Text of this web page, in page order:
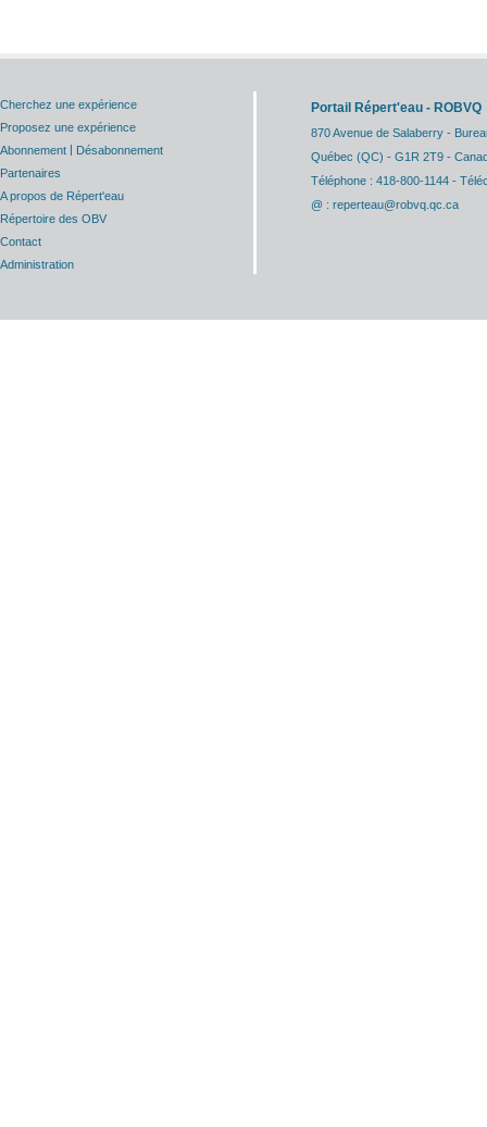
Cherchez une expérience
Proposez une expérience
Abonnement | Désabonnement
Partenaires
A propos de Répert'eau
Répertoire des OBV
Contact
Administration
Portail Répert'eau - ROBVQ
870 Avenue de Salaberry -
Québec (QC) - G1R 2T9 -
Téléphone : 418-800-1144 -
@ : reperteau@robvq.qc.ca